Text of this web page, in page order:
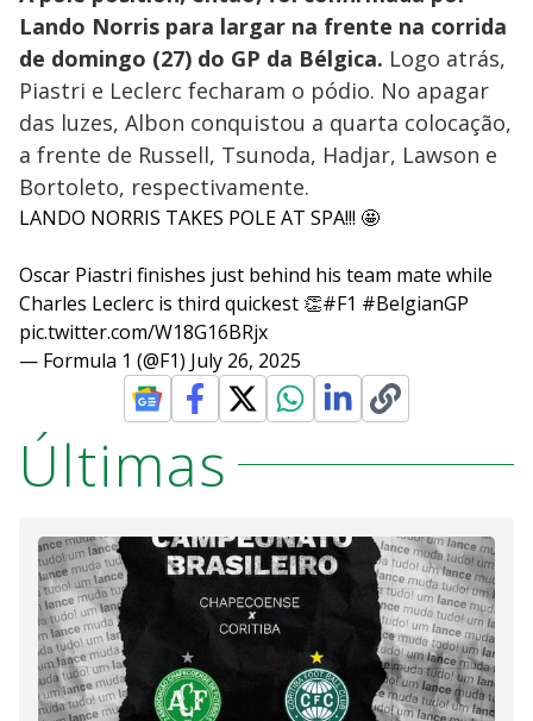
Lando Norris para largar na frente na corrida
de domingo (27) do GP da Bélgica. Logo atrás,
Piastri e Leclerc fecharam o pódio. No apagar
das luzes, Albon conquistou a quarta colocação,
a frente de Russell, Tsunoda, Hadjar, Lawson e
Bortoleto, respectivamente.
LANDO NORRIS TAKES POLE AT SPA!!! 🤩
Oscar Piastri finishes just behind his team mate while
Charles Leclerc is third quickest 👏#F1 #BelgianGP
pic.twitter.com/W18G16BRjx
— Formula 1 (@F1) July 26, 2025
Últimas